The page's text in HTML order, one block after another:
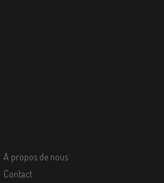
A propos de nous
Contact